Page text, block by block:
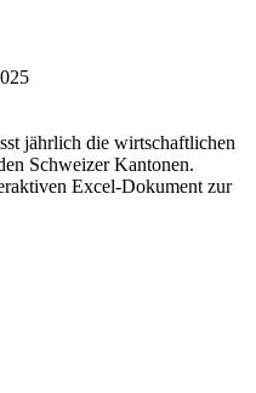
jährlich die wirtschaftlichen
Schweizer Kantonen.
Excel-Dokument zur